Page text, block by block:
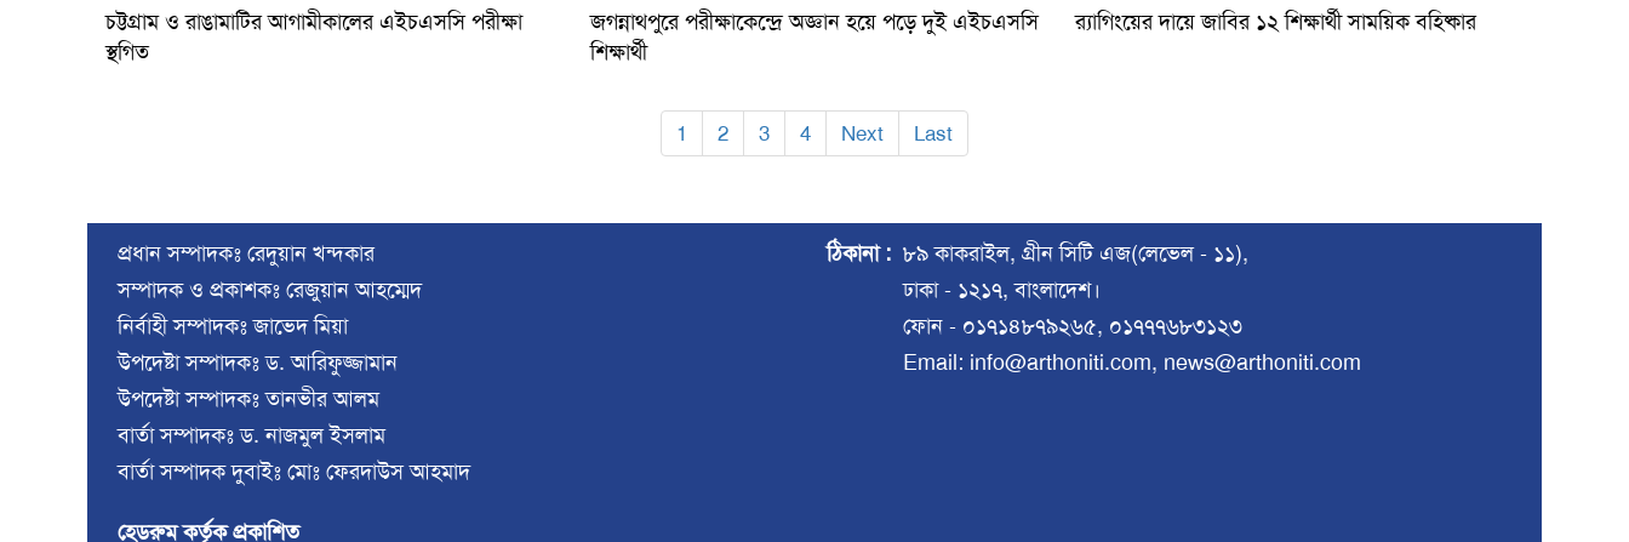
চট্টগ্রাম ও রাঙামাটির আগামীকালের এইচএসসি পরীক্ষা
স্থগিত
জগন্নাথপুরে পরীক্ষাকেন্দ্রে অজ্ঞান হয়ে পড়ে দুই এইচএসসি
শিক্ষার্থী
র‍্যাগিংয়ের দায়ে জাবির ১২ শিক্ষার্থী সাময়িক বহিষ্কার
1 2 3 4 Next Last
প্রধান সম্পাদকঃ রেদুয়ান খন্দকার
সম্পাদক ও প্রকাশকঃ রেজুয়ান আহম্মেদ
নির্বাহী সম্পাদকঃ জাভেদ মিয়া
উপদেষ্টা সম্পাদকঃ ড. আরিফুজ্জামান
উপদেষ্টা সম্পাদকঃ তানভীর আলম
বার্তা সম্পাদকঃ ড. নাজমুল ইসলাম
বার্তা সম্পাদক দুবাইঃ মোঃ ফেরদাউস আহমাদ
হেডরুম কর্তৃক প্রকাশিত
ঠিকানা : ৮৯ কাকরাইল, গ্রীন সিটি এজ(লেভেল - ১১),
ঢাকা - ১২১৭, বাংলাদেশ।
ফোন - ০১৭১৪৮৭৯২৬৫, ০১৭৭৭৬৮৩১২৩
Email: info@arthoniti.com, news@arthoniti.com